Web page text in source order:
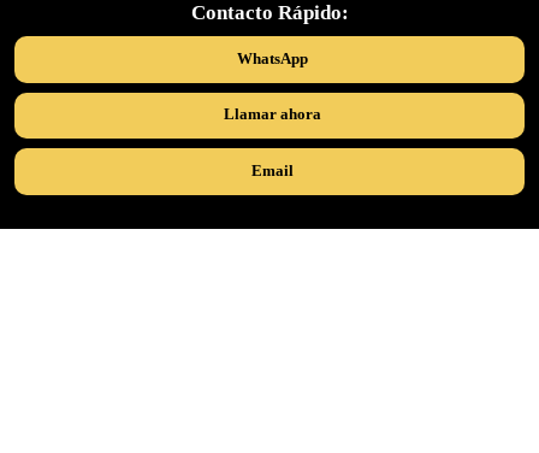
Contacto Rápido:
WhatsApp
Llamar ahora
Email